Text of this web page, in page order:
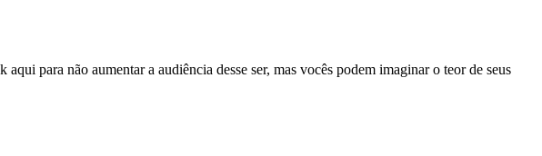
para não aumentar a audiência desse ser, mas vocês podem imaginar o teor de seus